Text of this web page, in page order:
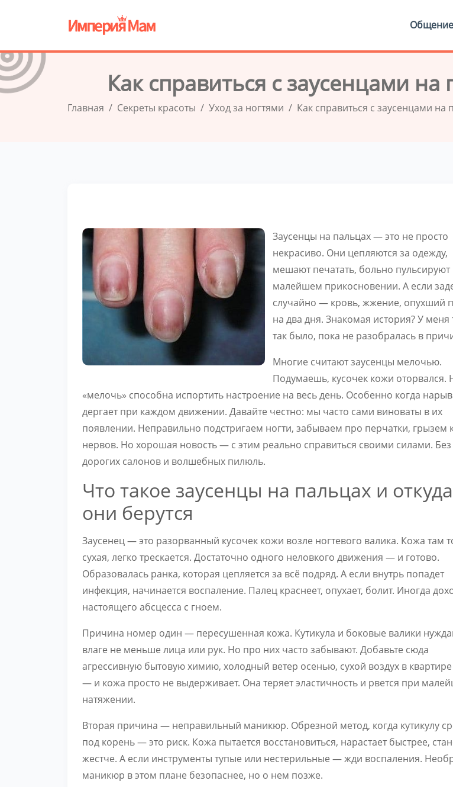
Как справиться с заусенцами на
Главная Секреты красоты Уход за ногтями Как справиться с заусенцами на
Заусенцы на пальцах — это не просто
некрасиво. Они цепляются за одежду,
мешают печатать, больно пульсируют
малейшем прикосновении. А если
случайно — кровь, жжение, опухший
на два дня. Знакомая история? У меня
так было, пока не разобралась в
Многие считают заусенцы мелочью.
Подумаешь, кусочек кожи оторвался.
«мелочь» способна испортить настроение на весь день. Особенно когда
дергает при каждом движении. Давайте честно: мы часто сами виноваты в их
появлении. Неправильно подстригаем ногти, забываем про перчатки, грызем
нервов. Но хорошая новость — с этим реально справиться своими силами. Без
дорогих салонов и волшебных пилюль.
Что такое заусенцы на пальцах и откуда
они берутся
Заусенец — это разорванный кусочек кожи возле ногтевого валика. Кожа там
сухая, легко трескается. Достаточно одного неловкого движения — и готово.
Образовалась ранка, которая цепляется за всё подряд. А если внутрь попадет
инфекция, начинается воспаление. Палец краснеет, опухает, болит. Иногда
настоящего абсцесса с гноем.
Причина номер один — пересушенная кожа. Кутикула и боковые валики
влаге не меньше лица или рук. Но про них часто забывают. Добавьте сюда
агрессивную бытовую химию, холодный ветер осенью, сухой воздух в
— и кожа просто не выдерживает. Она теряет эластичность и рвется при
натяжении.
Вторая причина — неправильный маникюр. Обрезной метод, когда кутикулу
под корень — это риск. Кожа пытается восстановиться, нарастает быстрее,
жестче. А если инструменты тупые или нестерильные — жди воспаления.
маникюр в этом плане безопаснее, но о нем позже.